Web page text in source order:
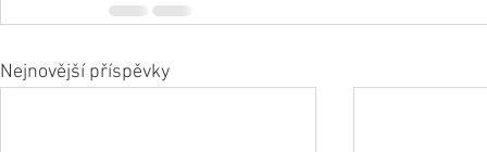
Nejnovější příspěvky